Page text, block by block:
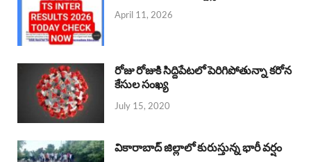
April 11, 2026
రోజు రోజుకి సిద్దిపేటలో పెరిగిపోతున్నా కరోన
కేసుల సంఖ్య
July 15, 2020
వికారాబాద్ జిల్లాలో కురుస్తున్న భారీ వర్షం